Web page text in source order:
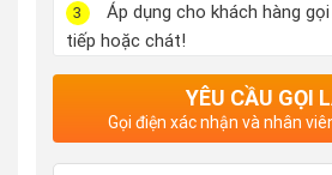
3
Áp dụng cho khách hàng
tiếp hoặc chát!
YÊU CẦU GỌI
Gọi điện xác nhận và nhân